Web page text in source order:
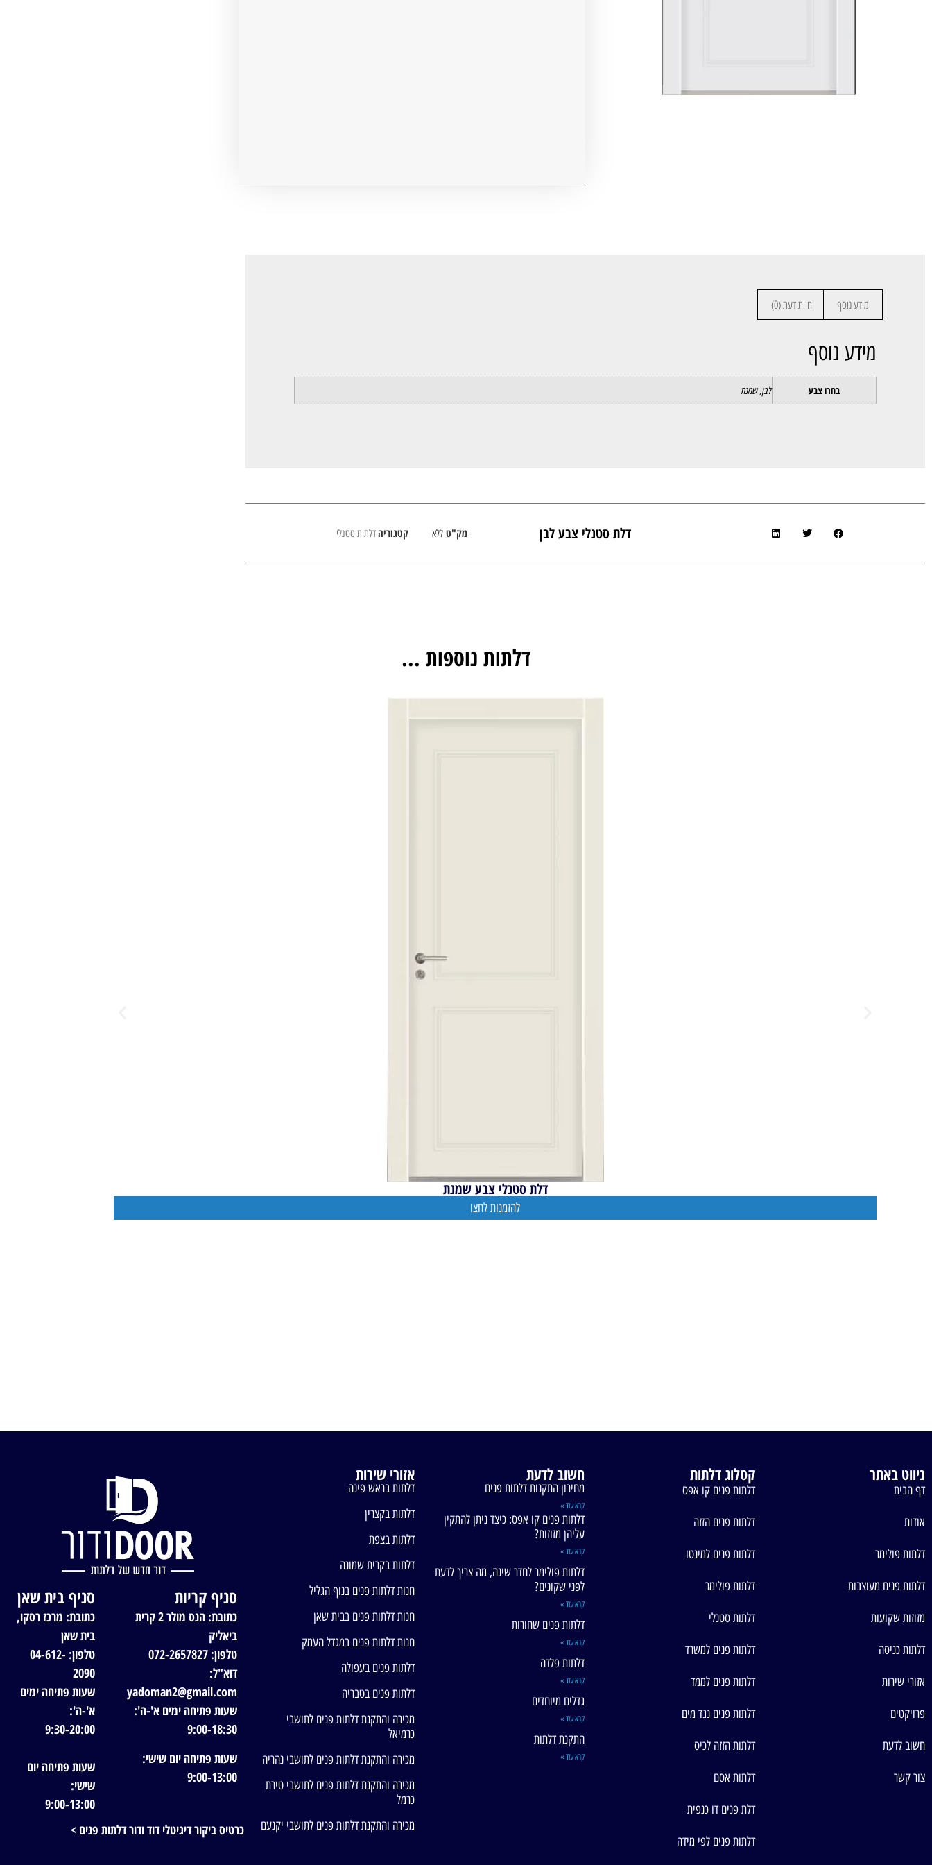
מידע נוסף חוות דעת (0)
מידע נוסף
בחרו צבע לבן, שמנת
דלת סטנלי צבע לבן מק"ט ללא קטגוריהדלתות סטנלי
דלתות נוספות ...
דלת סטנלי צבע שמנת
להזמנות לחצו
ניווט באתר
דף הבית
אודות
דלתות פולימר
דלתות פנים מעוצבות
מזוזות שקועות
דלתות כניסה
אזורי שירות
פרויקטים
חשוב לדעת
צור קשר
קטלוג דלתות
דלתות פנים קו אפס
דלתות פנים הזזה
דלתות פנים למינטו
דלתות פולימר
דלתות סטנלי
דלתות פנים למשרד
דלתות פנים לממד
דלתות פנים נגד מים
דלתות הזזה לכיס
דלתות אסם
דלת פנים דו כנפית
דלתות פנים לפי מידה
חשוב לדעת
מחירון התקנות דלתות פנים
קרא עוד »
דלתות פנים קו אפס: כיצד ניתן להתקין
עליהן מזוזות?
קרא עוד »
דלתות פולימר לחדר שינה, מה צריך לדעת
לפני שקונים?
קרא עוד »
דלתות פנים שחורות
קרא עוד »
דלתות פלדה
קרא עוד »
גדלים מיוחדים
קרא עוד »
התקנת דלתות
קרא עוד »
אזורי שירות
דלתות בראש פינה
דלתות בקצרין
דלתות בצפת
דלתות בקרית שמונה
חנות דלתות פנים בנוף הגליל
חנות דלתות פנים בבית שאן
חנות דלתות פנים במגדל העמק
דלתות פנים בעפולה
דלתות פנים בטבריה
מכירה והתקנת דלתות פנים לתושבי
כרמיאל
מכירה והתקנת דלתות פנים לתושבי נהריה
מכירה והתקנת דלתות פנים לתושבי טירת
כרמל
מכירה והתקנת דלתות פנים לתושבי יקנעם
סניף קריות
כתובת: הנס מולר 2 קרית
ביאליק
טלפון: 072-2657827
דוא"ל:
yadoman2@gmail.com
שעות פתיחה ימים א'-ה':
9:00-18:30
שעות פתיחה יום שישי:
9:00-13:00
סניף בית שאן
כתובת: מרכז רסקו,
בית שאן
טלפון: 04-612-
2090
שעות פתיחה ימים
א'-ה':
9:30-20:00
שעות פתיחה יום
שישי:
9:00-13:00
כרטיס ביקור דיגיטלי דוד ודור דלתות פנים >